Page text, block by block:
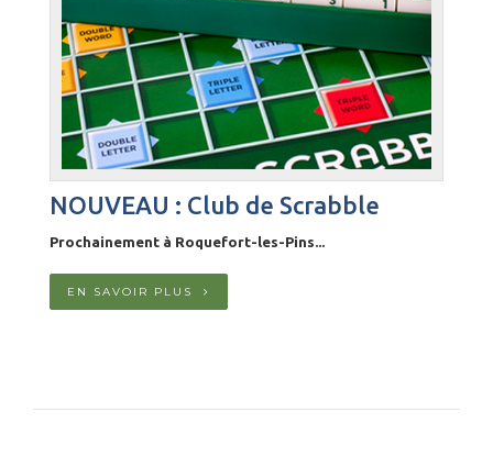
NOUVEAU : Club de Scrabble
Prochainement à Roquefort-les-Pins...
EN SAVOIR PLUS